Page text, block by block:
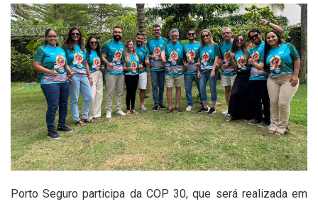
Porto Seguro participa da COP 30, que será realizada em